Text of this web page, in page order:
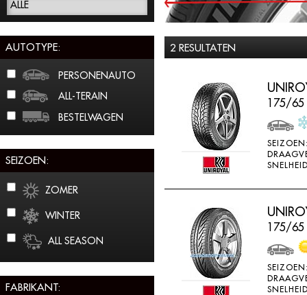
ALLE
AUTOTYPE:
PERSONENAUTO
ALL-TERAIN
BESTELWAGEN
SEIZOEN:
ZOMER
WINTER
ALL SEASON
FABRIKANT:
2 RESULTATEN
175/65
175/65